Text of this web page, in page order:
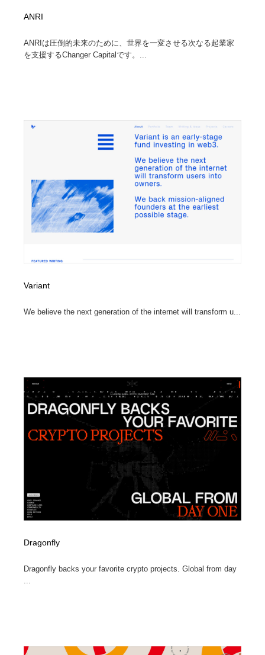
ANRI
ANRIは圧倒的未来のために、世界を一変させる次なる起業家
を支援するChanger Capitalです。...
Variant
We believe the next generation of the internet will transform u...
Dragonfly
Dragonfly backs your favorite crypto projects. Global from day